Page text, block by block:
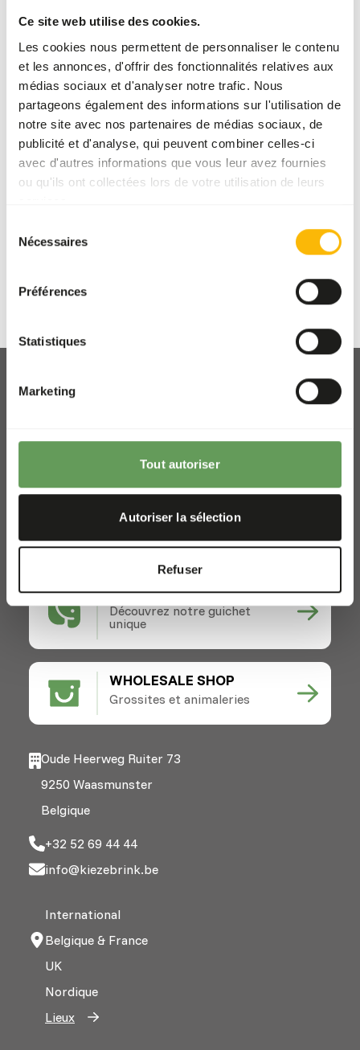
Ce site web utilise des cookies.
Les cookies nous permettent de personnaliser le contenu
et les annonces, d'offrir des fonctionnalités relatives aux
médias sociaux et d'analyser notre trafic. Nous
partageons également des informations sur l'utilisation de
notre site avec nos partenaires de médias sociaux, de
publicité et d'analyse, qui peuvent combiner celles-ci
avec d'autres informations que vous leur avez fournies
ou qu'ils ont collectées lors de votre utilisation de leurs
Nécessaires
Préférences
Statistiques
Marketing
Tout autoriser
Autoriser la sélection
Refuser
soigneusement en fonction de la qualité, de
l'expertise, de l'artisanat et de la fiabilité, nous
avons créé un assortiment unique. Chacune de ces
marques apporte quelque chose de précieux à notre
gamme, ce qui nous permet de toujours vous offrir
un large choix.
Your animals, our brands
Next
ZOOS SHOP
Découvrez notre guichet
unique
WHOLESALE SHOP
Grossites et animaleries
Enlèvement et livraison
Actualités
Les organismes de bienfaisance
Contact
Oude Heerweg Ruiter 73
9250 Waasmunster
Belgique
+32 52 69 44 44
info@kiezebrink.be
International
Belgique & France
UK
Nordique
Lieux